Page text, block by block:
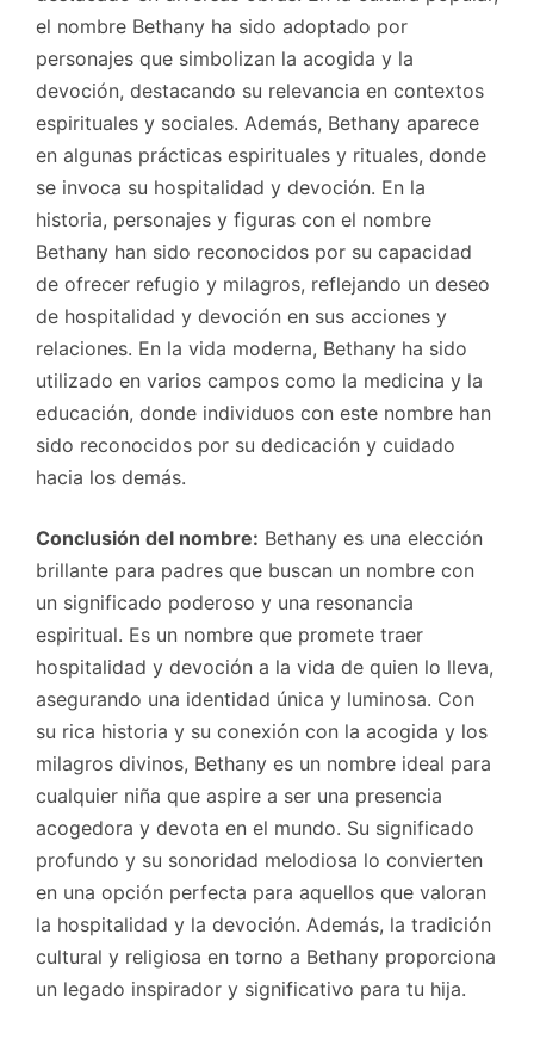
el nombre Bethany ha sido adoptado por
personajes que simbolizan la acogida y la
devoción, destacando su relevancia en contextos
espirituales y sociales. Además, Bethany aparece
en algunas prácticas espirituales y rituales, donde
se invoca su hospitalidad y devoción. En la
historia, personajes y figuras con el nombre
Bethany han sido reconocidos por su capacidad
de ofrecer refugio y milagros, reflejando un deseo
de hospitalidad y devoción en sus acciones y
relaciones. En la vida moderna, Bethany ha sido
utilizado en varios campos como la medicina y la
educación, donde individuos con este nombre han
sido reconocidos por su dedicación y cuidado
hacia los demás.
Conclusión del nombre: Bethany es una elección
brillante para padres que buscan un nombre con
un significado poderoso y una resonancia
espiritual. Es un nombre que promete traer
hospitalidad y devoción a la vida de quien lo lleva,
asegurando una identidad única y luminosa. Con
su rica historia y su conexión con la acogida y los
milagros divinos, Bethany es un nombre ideal para
cualquier niña que aspire a ser una presencia
acogedora y devota en el mundo. Su significado
profundo y su sonoridad melodiosa lo convierten
en una opción perfecta para aquellos que valoran
la hospitalidad y la devoción. Además, la tradición
cultural y religiosa en torno a Bethany proporciona
un legado inspirador y significativo para tu hija.